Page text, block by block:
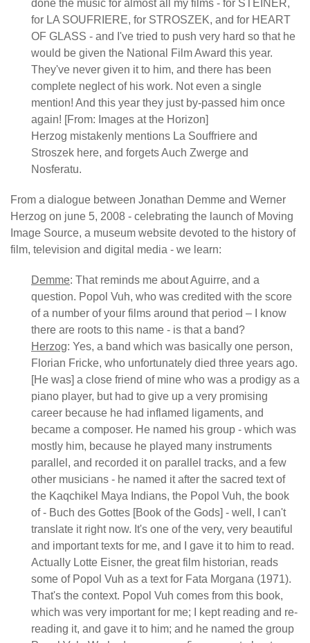
done the music for almost all my films - for STEINER,
for LA SOUFRIERE, for STROSZEK, and for HEART
OF GLASS - and I've tried to push very hard so that he
would be given the National Film Award this year.
They've never given it to him, and there has been
complete neglect of his work. Not even a single
mention! And this year they just by-passed him once
again! [From: Images at the Horizon]
Herzog mistakenly mentions La Souffriere and
Stroszek here, and forgets Auch Zwerge and
Nosferatu.
From a dialogue between Jonathan Demme and Werner
Herzog on june 5, 2008 - celebrating the launch of Moving
Image Source, a museum website devoted to the history of
film, television and digital media - we learn:
Demme: That reminds me about Aguirre, and a
question. Popol Vuh, who was credited with the score
of a number of your films around that period – I know
there are roots to this name - is that a band?
Herzog: Yes, a band which was basically one person,
Florian Fricke, who unfortunately died three years ago.
[He was] a close friend of mine who was a prodigy as a
piano player, but had to give up a very promising
career because he had inflamed ligaments, and
became a composer. He named his group - which was
mostly him, because he played many instruments
parallel, and recorded it on parallel tracks, and a few
other musicians - he named it after the sacred text of
the Kaqchikel Maya Indians, the Popol Vuh, the book
of - Buch des Gottes [Book of the Gods] - well, I can't
translate it right now. It's one of the very, very beautiful
and important texts for me, and I gave it to him to read.
Actually Lotte Eisner, the great film historian, reads
some of Popol Vuh as a text for Fata Morgana (1971).
That's the context. Popol Vuh comes from this book,
which was very important for me; I kept reading and re-
reading it, and gave it to him; and he named the group